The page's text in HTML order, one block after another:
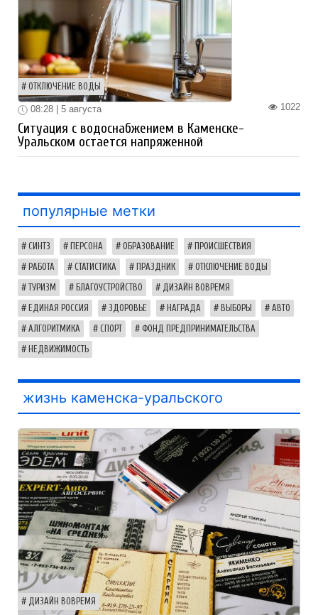
ОТКЛЮЧЕНИЕ ВОДЫ
1022
08:28 | 5 августа
Ситуация с водоснабжением в Каменске-
Уральском остается напряженной
популярные метки
СИНТЗ ПЕРСОНА ОБРАЗОВАНИЕ ПРОИСШЕСТВИЯ
РАБОТА СТАТИСТИКА ПРАЗДНИК ОТКЛЮЧЕНИЕ ВОДЫ
ТУРИЗМ БЛАГОУСТРОЙСТВО ДИЗАЙН ВОВРЕМЯ
ЕДИНАЯ РОССИЯ ЗДОРОВЬЕ НАГРАДА ВЫБОРЫ АВТО
АЛГОРИТМИКА СПОРТ ФОНД ПРЕДПРИНИМАТЕЛЬСТВА
НЕДВИЖИМОСТЬ
жизнь каменска-уральского
ДИЗАЙН ВОВРЕМЯ